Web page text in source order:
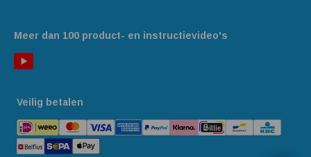
Meer dan 100 product- en instructievideo's
Veilig betalen